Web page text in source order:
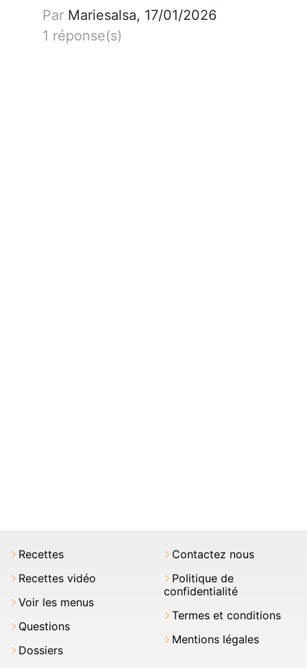
Par Mariesalsa, 17/01/2026
1 réponse(s)
Recettes
Recettes vidéo
Voir les menus
Questions
Dossiers
Contactez nous
Politique de
confidentialité
Termes et conditions
Mentions légales